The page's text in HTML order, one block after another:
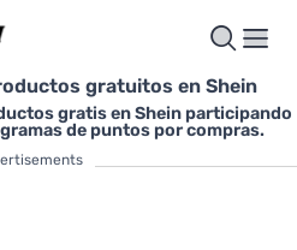
gratuitos en Shein
gratis en Shein participando
de puntos por compras.